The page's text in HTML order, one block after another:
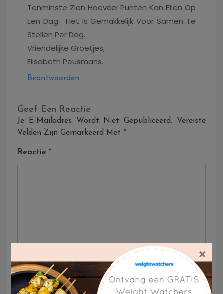
Tenminste Zien Hoeveel Punten Kan Eten Op
Een Dag . Het Is Gemakkelijk Voor Samen Te
Stellen Per Dag.
Vriendelijke Groetjes,
Elisabeth Peusmans.
Beantwoorden
Geef Een Reactie
Je E-Mailadres Wordt Niet Gepubliceerd.
Vereiste
Velden Zijn Gemarkeerd Met *
Reactie *
×